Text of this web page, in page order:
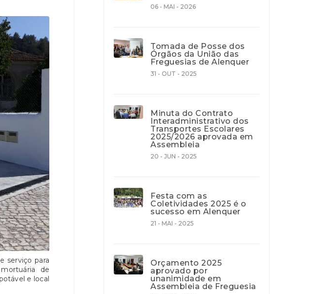
serviço para
de
e local
06 - MAI - 2026
Tomada de Posse dos
Órgãos da União das
Freguesias de Alenquer
31 - OUT - 2025
Minuta do Contrato
Interadministrativo dos
Transportes Escolares
2025/2026 aprovada em
Assembleia
20 - JUN - 2025
Festa com as
Coletividades 2025 é o
sucesso em Alenquer
21 - MAI - 2025
Orçamento 2025
aprovado por
unanimidade em
Assembleia de Freguesia